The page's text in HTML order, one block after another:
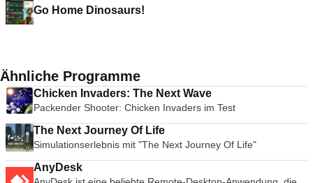
Go Home Dinosaurs!
Ähnliche Programme
Chicken Invaders: The Next Wave
Packender Shooter: Chicken Invaders im Test
The Next Journey Of Life
Simulationserlebnis mit "The Next Journey Of Life"
AnyDesk